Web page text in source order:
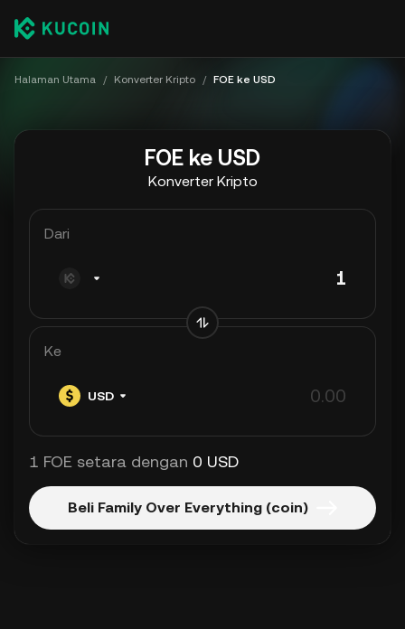
Halaman Utama / Konverter Kripto / FOE ke USD
FOE ke USD
Konverter Kripto
Dari
Ke
USD
1 FOE setara dengan 0 USD
Beli Family Over Everything (coin)